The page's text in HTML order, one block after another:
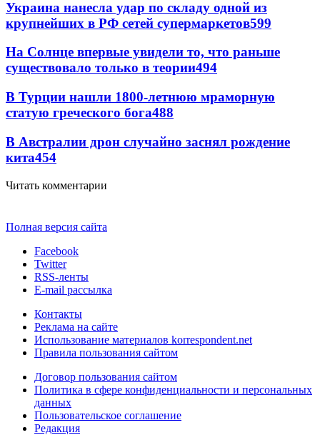
Украина нанесла удар по складу одной из
крупнейших в РФ сетей супермаркетов599
На Солнце впервые увидели то, что раньше
существовало только в теории494
В Турции нашли 1800-летнюю мраморную
статую греческого бога488
В Австралии дрон случайно заснял рождение
кита454
Читать комментарии
Полная версия сайта
Facebook
Twitter
RSS-ленты
E-mail рассылка
Контакты
Реклама на сайте
Использование материалов korrespondent.net
Правила пользования сайтом
Договор пользования сайтом
Политика в сфере конфиденциальности и персональных
данных
Пользовательское соглашение
Редакция